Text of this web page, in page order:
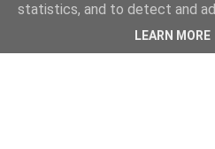
statistics, and to detect and
LEARN MORE